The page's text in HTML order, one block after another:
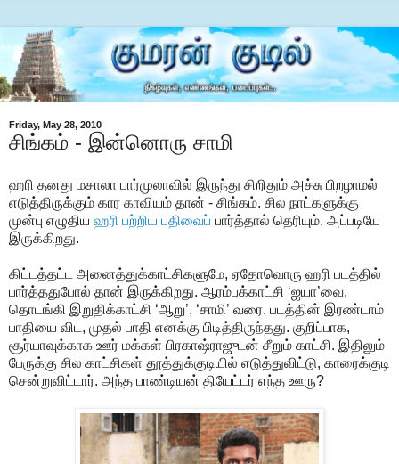
Friday, May 28, 2010
சிங்கம் - இன்னொரு சாமி
ஹரி தனது மசாலா பார்முலாவில் இருந்து சிறிதும் அச்சு பிறழாமல்
எடுத்திருக்கும் கார காவியம் தான் - சிங்கம். சில நாட்களுக்கு
முன்பு எழுதிய ஹரி பற்றிய பதிவைப் பார்த்தால் தெரியும். அப்படியே
இருக்கிறது.
கிட்டத்தட்ட அனைத்துக்காட்சிகளுமே, ஏதோவொரு ஹரி படத்தில்
பார்த்ததுபோல் தான் இருக்கிறது. ஆரம்பக்காட்சி ‘ஐயா’வை,
தொடங்கி இறுதிக்காட்சி ‘ஆறு’, ‘சாமி’ வரை. படத்தின் இரண்டாம்
பாதியை விட, முதல் பாதி எனக்கு பிடித்திருந்தது. குறிப்பாக,
சூர்யாவுக்காக ஊர் மக்கள் பிரகாஷ்ராஜுடன் சீறும் காட்சி. இதிலும்
பேருக்கு சில காட்சிகள் தூத்துக்குடியில் எடுத்துவிட்டு, காரைக்குடி
சென்றுவிட்டார். அந்த பாண்டியன் தியேட்டர் எந்த ஊரு?